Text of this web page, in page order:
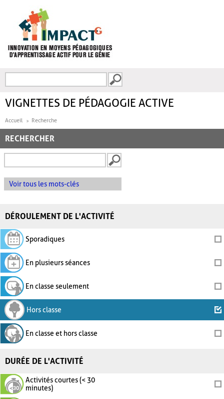
FORMULAIRE DE
VIGNETTES DE PÉDAGOGIE ACTIVE
Accueil Recherche
RECHERCHER
Voir tous les mots-clés
DÉROULEMENT DE L'ACTIVITÉ
Sporadiques
En plusieurs séances
En classe seulement
Hors classe
En classe et hors classe
DURÉE DE L'ACTIVITÉ
Activités courtes (< 30
minutes)